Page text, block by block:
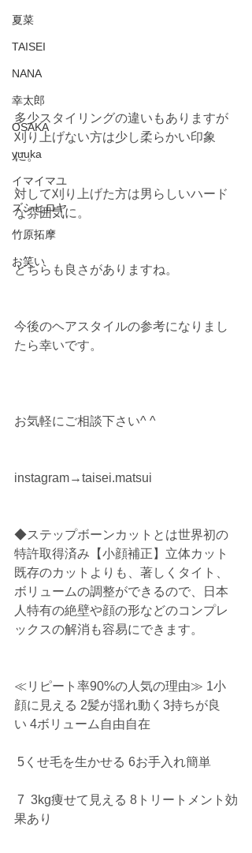
夏菜
TAISEI
NANA
幸太郎
OSAKA
yuuka
イマイマユ
ズシヒロヤ
竹原拓摩
お笑い
多少スタイリングの違いもありますが
刈り上げない方は少し柔らかい印象
に。
対して刈り上げた方は男らしいハード
な雰囲気に。
どちらも良さがありますね。
今後のヘアスタイルの参考になりまし
たら幸いです。
お気軽にご相談下さい^ ^
instagram→taisei.matsui
◆ステップボーンカットとは世界初の
特許取得済み【小顔補正】立体カット
既存のカットよりも、著しくタイト、
ボリュームの調整ができるので、日本
人特有の絶壁や顔の形などのコンプレ
ックスの解消も容易にできます。
≪リピート率90%の人気の理由≫ 1小
顔に見える 2髪が揺れ動く3持ちが良
い 4ボリューム自由自在
5くせ毛を生かせる 6お手入れ簡単
7  3kg痩せて見える 8トリートメント効
果あり